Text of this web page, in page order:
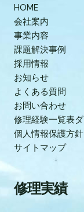
HOME
会社案内
事業内容
課題解決事例
採用情報
お知らせ
よくある質問
お問い合わせ
修理経験一覧表
個人情報保護方針
サイトマップ
修理実績